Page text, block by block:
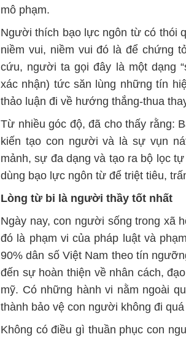
mô phạm.
Người thích bạo lực ngôn từ có thói
niềm vui, niềm vui đó là để chứng
cứu, người ta gọi đây là một dạng “
xác nhận) tức săn lùng những tín
thảo luận đi về hướng thắng-thua
Từ nhiều góc độ, đã cho thấy rằng:
kiến tạo con người và là sự vụn
mảnh, sự đa dạng và tạo ra bộ lọc
dùng bạo lực ngôn từ để triệt tiêu,
Lòng từ bi là người thầy tốt nhất
Ngày nay, con người sống trong xã
đó là phạm vi của pháp luật và
90% dân số Việt Nam theo tín
đến sự hoàn thiện về nhân cách,
mỹ. Có những hành vi nằm ngoài
thành bảo vệ con người không đi
Không có điều gì thuần phục con